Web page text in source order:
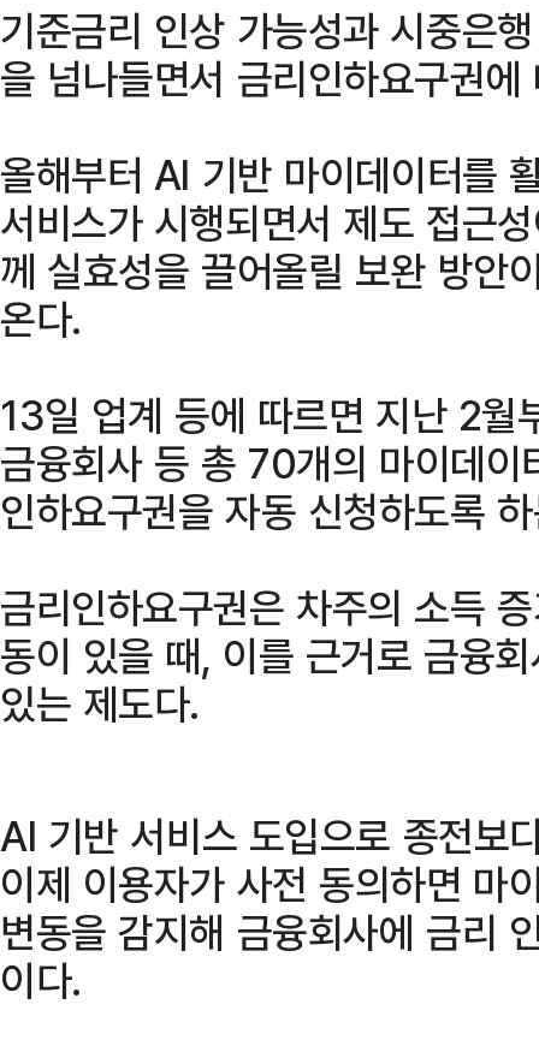
기준금리 인상 가능성과 시중은
을 넘나들면서 금리인하요구권
올해부터 AI 기반 마이데이터를
서비스가 시행되면서 제도 접근
께 실효성을 끌어올릴 보완 방안
온다.
13일 업계 등에 따르면 지난 2월
금융회사 등 총 70개의 마이데
인하요구권을 자동 신청하도록
금리인하요구권은 차주의 소득
동이 있을 때, 이를 근거로 금융
있는 제도다.
AI 기반 서비스 도입으로 종전보
이제 이용자가 사전 동의하면 마
변동을 감지해 금융회사에 금리
이다.